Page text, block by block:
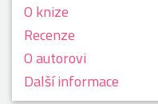
O knize
Recenze
O autorovi
Další informace